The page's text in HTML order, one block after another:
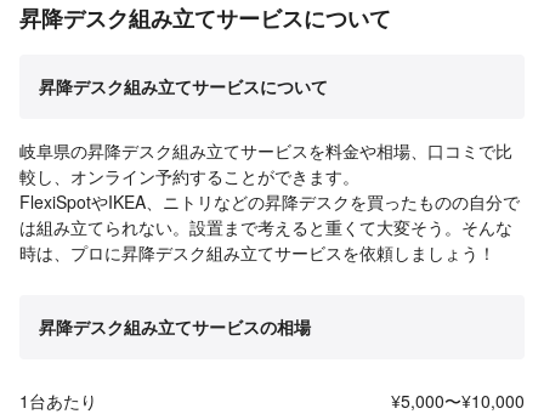
昇降デスク組み立てサービスについて
昇降デスク組み立てサービスについて
岐阜県の昇降デスク組み立てサービスを料金や相場、口コミで比
較し、オンライン予約することができます。
FlexiSpotやIKEA、ニトリなどの昇降デスクを買ったものの自分で
は組み立てられない。設置まで考えると重くて大変そう。そんな
時は、プロに昇降デスク組み立てサービスを依頼しましょう！
昇降デスク組み立てサービスの相場
1台あたり ¥5,000〜¥10,000